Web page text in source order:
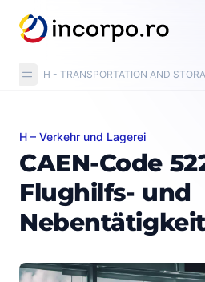
springen
H - TRANSPORTATION AND
CAEN-Code 5223: Flughilfs-
H – Verkehr und Lagerei
CAEN-Code
Flughilfs- und